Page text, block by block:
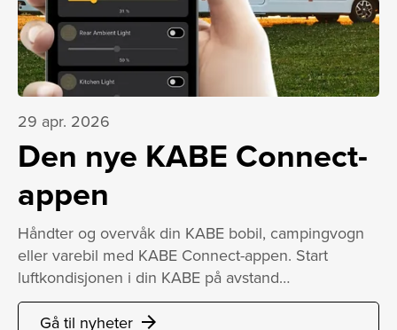
29 apr. 2026
Den nye KABE Connect-
appen
Håndter og overvåk din KABE bobil, campingvogn
eller varebil med KABE Connect-appen. Start
luftkondisjonen i din KABE på avstand…
Gå til nyheter arrow_forward